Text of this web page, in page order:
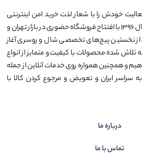
خودش را با شعار لذت خرید امن اینترنتی
توسط یک تیم جوان در سال ۱۳۹۶ با افتتاح فروشگاه حضوری در بازار تهران و
از نخستین پیج‌های تخصصی شال و روسری آغاز
شده محصولات با کیفیت و متمایز از انواع
و همچنین همواره روی خدمات آنلاین از جمله
سراسر ایران و تعویض و مرجوع کردن کالا با
درباره ما
تماس با ما